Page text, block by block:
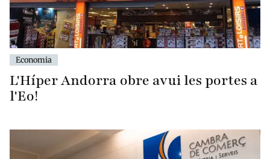
Economia
L'Híper Andorra obre avui les portes a
l'Eo!